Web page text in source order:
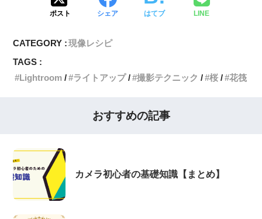
ポスト シェア はてブ LINE
CATEGORY :現像レシピ
TAGS :
Lightroom
ライトアップ 撮影テクニック 桜 花筏
おすすめの記事
カメラ初心者の基礎知識【まとめ】